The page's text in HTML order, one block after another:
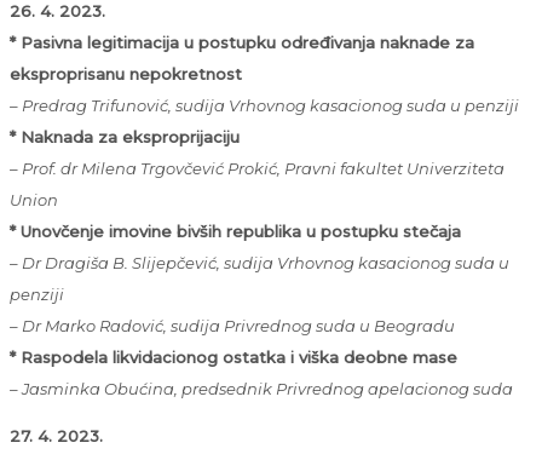
26. 4. 2023.
* Pasivna legitimacija u postupku određivanja naknade za
eksproprisanu nepokretnost
– Predrag Trifunović, sudija Vrhovnog kasacionog suda u penziji
* Naknada za eksproprijaciju
– Prof. dr Milena Trgovčević Prokić, Pravni fakultet Univerziteta
Union
* Unovčenje imovine bivših republika u postupku stečaja
– Dr Dragiša B. Slijepčević, sudija Vrhovnog kasacionog suda u
penziji
– Dr Marko Radović, sudija Privrednog suda u Beogradu
* Raspodela likvidacionog ostatka i viška deobne mase
– Jasminka Obućina, predsednik Privrednog apelacionog suda
27. 4. 2023.